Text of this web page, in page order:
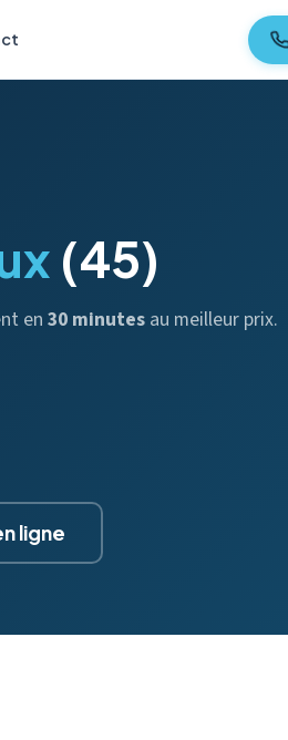
(45)
en 30 minutes au meilleur prix.
ligne